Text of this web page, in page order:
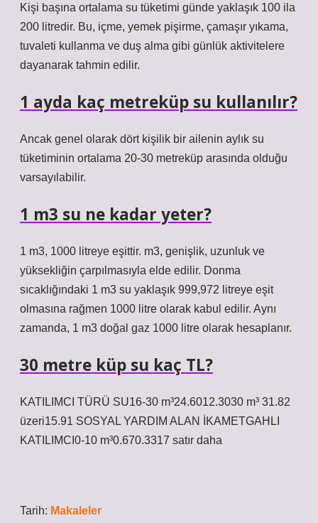
Kişi başına ortalama su tüketimi günde yaklaşık 100 ila
200 litredir. Bu, içme, yemek pişirme, çamaşır yıkama,
tuvaleti kullanma ve duş alma gibi günlük aktivitelere
dayanarak tahmin edilir.
1 ayda kaç metreküp su kullanılır?
Ancak genel olarak dört kişilik bir ailenin aylık su
tüketiminin ortalama 20-30 metreküp arasında olduğu
varsayılabilir.
1 m3 su ne kadar yeter?
1 m3, 1000 litreye eşittir. m3, genişlik, uzunluk ve
yüksekliğin çarpılmasıyla elde edilir. Donma
sıcaklığındaki 1 m3 su yaklaşık 999,972 litreye eşit
olmasına rağmen 1000 litre olarak kabul edilir. Aynı
zamanda, 1 m3 doğal gaz 1000 litre olarak hesaplanır.
30 metre küp su kaç TL?
KATILIMCI TÜRÜ SU16-30 m³24.6012.3030 m³ 31.82
üzeri15.91 SOSYAL YARDIM ALAN İKAMETGAHLI
KATILIMCI0-10 m³0.670.3317 satır daha
Tarih: Makaleler